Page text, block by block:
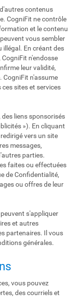
contenus
CogniFit ne contrôle
et le contenu
vous sembler
En créant des
CogniFit n'endosse
leur validité,
CogniFit n'assume
sites et services
des liens sponsorisés
»). En cliquant
vers un site
messages,
parties.
faites ou effectuées
de Confidentialité,
ou offres de leur
s'appliquer
et autres
partenaires. Il vous
générales.
vous pouvez
des courriels et